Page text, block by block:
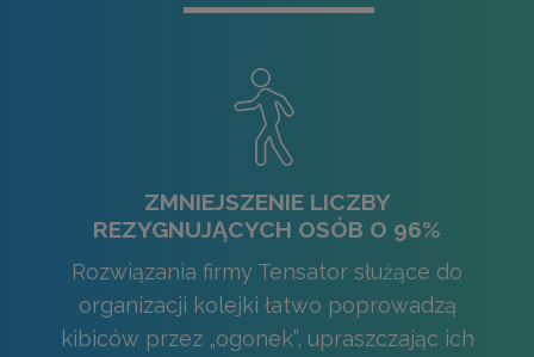
ZMNIEJSZENIE LICZBY
REZYGNUJĄCYCH OSÓB O 96%
Rozwiązania firmy Tensator służące do
organizacji kolejki łatwo poprowadzą
kibiców przez „ogonek”, upraszczając ich